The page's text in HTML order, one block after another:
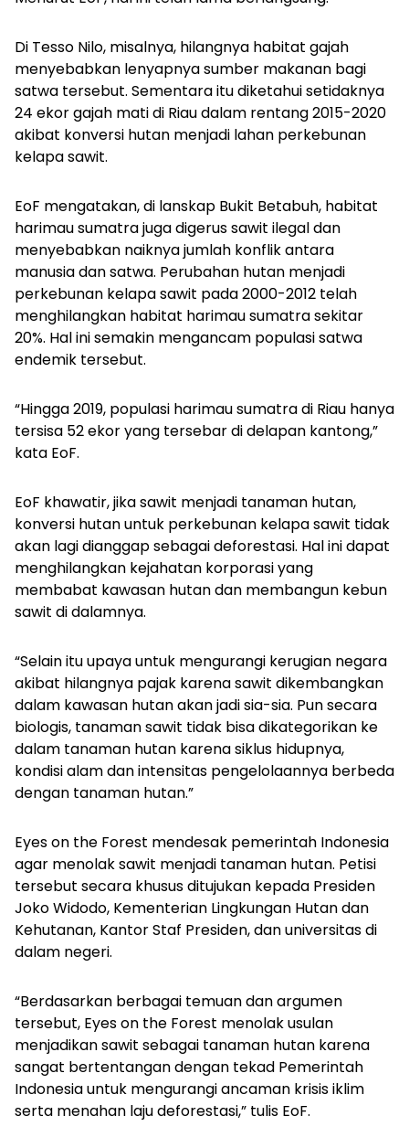
Di Tesso Nilo, misalnya, hilangnya habitat gajah
menyebabkan lenyapnya sumber makanan bagi
satwa tersebut. Sementara itu diketahui setidaknya
24 ekor gajah mati di Riau dalam rentang 2015-2020
akibat konversi hutan menjadi lahan perkebunan
kelapa sawit.
EoF mengatakan, di lanskap Bukit Betabuh, habitat
harimau sumatra juga digerus sawit ilegal dan
menyebabkan naiknya jumlah konflik antara
manusia dan satwa. Perubahan hutan menjadi
perkebunan kelapa sawit pada 2000-2012 telah
menghilangkan habitat harimau sumatra sekitar
20%. Hal ini semakin mengancam populasi satwa
endemik tersebut.
“Hingga 2019, populasi harimau sumatra di Riau hanya
tersisa 52 ekor yang tersebar di delapan kantong,”
kata EoF.
EoF khawatir, jika sawit menjadi tanaman hutan,
konversi hutan untuk perkebunan kelapa sawit tidak
akan lagi dianggap sebagai deforestasi. Hal ini dapat
menghilangkan kejahatan korporasi yang
membabat kawasan hutan dan membangun kebun
sawit di dalamnya.
“Selain itu upaya untuk mengurangi kerugian negara
akibat hilangnya pajak karena sawit dikembangkan
dalam kawasan hutan akan jadi sia-sia. Pun secara
biologis, tanaman sawit tidak bisa dikategorikan ke
dalam tanaman hutan karena siklus hidupnya,
kondisi alam dan intensitas pengelolaannya berbeda
dengan tanaman hutan.”
Eyes on the Forest mendesak pemerintah Indonesia
agar menolak sawit menjadi tanaman hutan. Petisi
tersebut secara khusus ditujukan kepada Presiden
Joko Widodo, Kementerian Lingkungan Hutan dan
Kehutanan, Kantor Staf Presiden, dan universitas di
dalam negeri.
“Berdasarkan berbagai temuan dan argumen
tersebut, Eyes on the Forest menolak usulan
menjadikan sawit sebagai tanaman hutan karena
sangat bertentangan dengan tekad Pemerintah
Indonesia untuk mengurangi ancaman krisis iklim
serta menahan laju deforestasi,” tulis EoF.